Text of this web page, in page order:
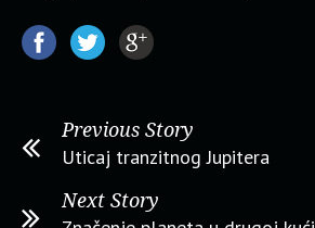
Previous Story
Uticaj tranzitnog Jupitera
Next Story